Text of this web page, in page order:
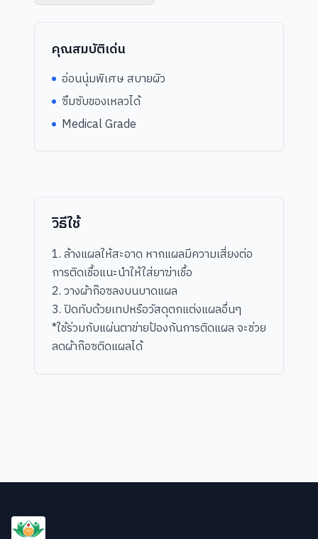
คุณสมบัติเด่น
อ่อนนุ่มพิเศษ สบายผิว
ซึมซับของเหลวได้
Medical Grade
วิธีใช้
1. ล้างแผลให้สะอาด หากแผลมีความเสี่ยงต่อ
การติดเชื้อแนะนำให้ใส่ยาฆ่าเชื้อ
2. วางผ้าก๊อซลงบนบาดแผล
3. ปิดทับด้วยเทปหรือวัสดุตกแต่งแผลอื่นๆ
*ใช้ร่วมกับแผ่นตาข่ายป้องกันการติดแผล จะช่วย
ลดผ้าก๊อซติดแผลได้